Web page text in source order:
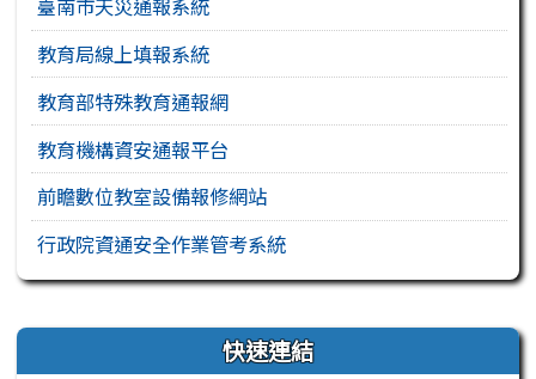
臺南市天災通報系統
教育局線上填報系統
教育部特殊教育通報網
教育機構資安通報平台
前瞻數位教室設備報修網站
行政院資通安全作業管考系統
右邊區域內容 快速連結